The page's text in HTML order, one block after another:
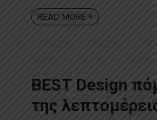
READ MORE +
BEST Design
της